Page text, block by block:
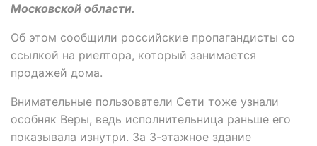
Московской области.
Об этом сообщили российские пропагандисты со
ссылкой на риелтора, который занимается
продажей дома.
Внимательные пользователи Сети тоже узнали
особняк Веры, ведь исполнительница раньше его
показывала изнутри. За 3-этажное здание